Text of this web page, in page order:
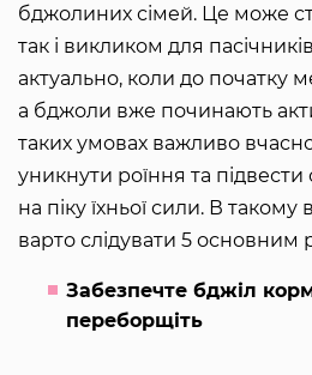
бджолиних сімей. Це може
так і викликом для
актуально, коли до початку
а бджоли вже починають
таких умовах важливо
уникнути роїння та підвести
на піку їхньої сили. В
варто слідувати 5 основним
Забезпечте бджіл
переборщіть